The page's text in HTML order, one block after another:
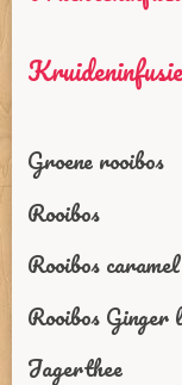
Groene rooibos
Rooibos
Rooibos caramel
Rooibos Ginger
Jagerthee